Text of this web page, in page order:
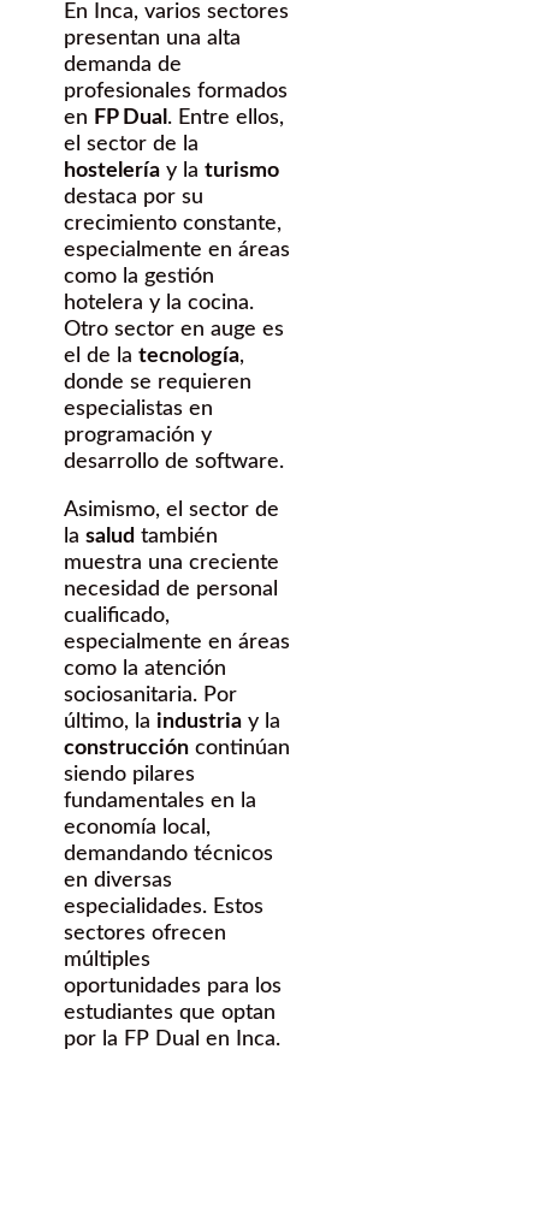
En Inca, varios sectores
presentan una alta
demanda de
profesionales formados
en FP Dual . Entre ellos,
el sector de la
hostelería y la turismo
destaca por su
crecimiento constante,
especialmente en áreas
como la gestión
hotelera y la cocina.
Otro sector en auge es
el de la tecnología,
donde se requieren
especialistas en
programación y
desarrollo de software.
Asimismo, el sector de
la salud también
muestra una creciente
necesidad de personal
cualificado,
especialmente en áreas
como la atención
sociosanitaria. Por
último, la industria y la
construcción continúan
siendo pilares
fundamentales en la
economía local,
demandando técnicos
en diversas
especialidades. Estos
sectores ofrecen
múltiples
oportunidades para los
estudiantes que optan
por la FP Dual en Inca.